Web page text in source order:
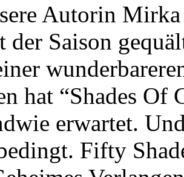
Autorin
der Saison
hat “Shades
erwartet.
Fifty